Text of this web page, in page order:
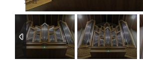
2/11